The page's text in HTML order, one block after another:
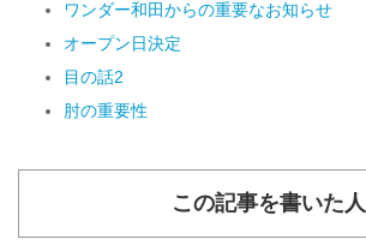
ワンダー和田からの重要なお知らせ
オープン日決定
目の話2
肘の重要性
この記事を書いた人